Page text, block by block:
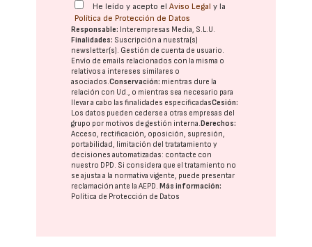
He leído y acepto elAviso Legal y la
Política de Protección de Datos
Responsable: Interempresas Media, S.L.U.
Finalidades: Suscripción a nuestra(s)
newsletter(s). Gestión de cuenta de usuario.
Envío de emails relacionados con la misma o
relativos a intereses similares o
asociados.Conservación: mientras dure la
relación con Ud., o mientras sea necesario para
llevar a cabo las finalidades especificadasCesión:
Los datos pueden cederse a otras empresas del
grupo por motivos de gestión interna.Derechos:
Acceso, rectificación, oposición, supresión,
portabilidad, limitación del tratatamiento y
decisiones automatizadas: contacte con
nuestro DPD. Si considera que el tratamiento no
se ajusta a la normativa vigente, puede presentar
reclamación ante laAEPD.Más información:
Política de Protección de Datos